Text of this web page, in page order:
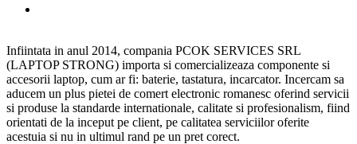
Infiintata in anul 2014, compania PCOK SERVICES SRL
(LAPTOP STRONG) importa si comercializeaza componente si
accesorii laptop, cum ar fi: baterie, tastatura, incarcator. Incercam sa
aducem un plus pietei de comert electronic romanesc oferind servicii
si produse la standarde internationale, calitate si profesionalism, fiind
orientati de la inceput pe client, pe calitatea serviciilor oferite
acestuia si nu in ultimul rand pe un pret corect.